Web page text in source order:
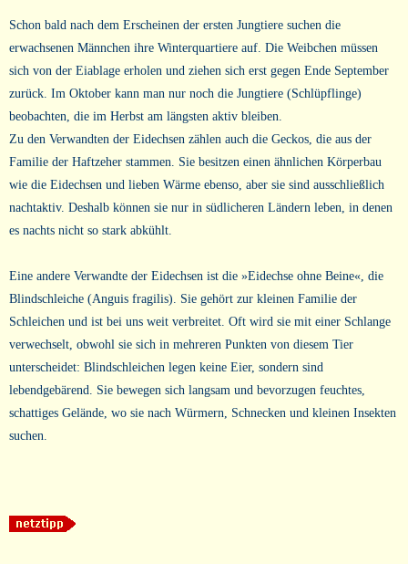
Schon bald nach dem Erscheinen der ersten Jungtiere suchen die
erwachsenen Männchen ihre Winterquartiere auf. Die Weibchen müssen
sich von der Eiablage erholen und ziehen sich erst gegen Ende September
zurück. Im Oktober kann man nur noch die Jungtiere (Schlüpflinge)
beobachten, die im Herbst am längsten aktiv bleiben.
Zu den Verwandten der Eidechsen zählen auch die Geckos, die aus der
Familie der Haftzeher stammen. Sie besitzen einen ähnlichen Körperbau
wie die Eidechsen und lieben Wärme ebenso, aber sie sind ausschließlich
nachtaktiv. Deshalb können sie nur in südlicheren Ländern leben, in denen
es nachts nicht so stark abkühlt.
Eine andere Verwandte der Eidechsen ist die »Eidechse ohne Beine«, die
Blindschleiche (Anguis fragilis). Sie gehört zur kleinen Familie der
Schleichen und ist bei uns weit verbreitet. Oft wird sie mit einer Schlange
verwechselt, obwohl sie sich in mehreren Punkten von diesem Tier
unterscheidet: Blindschleichen legen keine Eier, sondern sind
lebendgebärend. Sie bewegen sich langsam und bevorzugen feuchtes,
schattiges Gelände, wo sie nach Würmern, Schnecken und kleinen Insekten
suchen.